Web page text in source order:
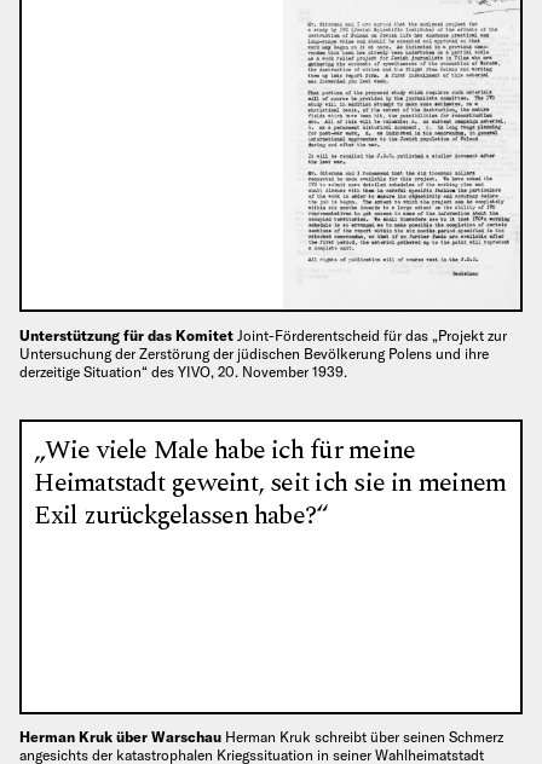
Unterstützung für das Komitet Joint-Förderentscheid für das „Projekt zur
Untersuchung der Zerstörung der jüdischen Bevölkerung Polens und ihre
derzeitige Situation“ des YIVO, 20. November 1939.
„Wie viele Male habe ich für meine
Heimatstadt geweint, seit ich sie in meinem
Exil zurückgelassen habe?“
Herman Kruk über Warschau Herman Kruk schreibt über seinen Schmerz
angesichts der katastrophalen Kriegssituation in seiner Wahlheimatstadt